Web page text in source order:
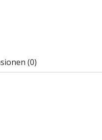
(0)